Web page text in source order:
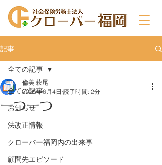
記事
全ての記事
お知らせ
法改正情報
クローバー福岡内の出来事
顧問先エピソード
全ての記事
一つ一つ
倫美 萩尾
2025年6月4日 読了時間: 2分